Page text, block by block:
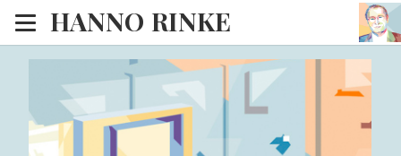
HANNO RINKE
Heim
EISINSEL
Sonntagspredigten